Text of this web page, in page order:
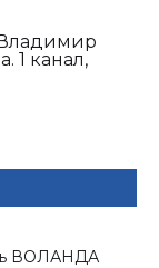
1 канал,
ВОЛАНДА